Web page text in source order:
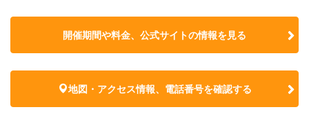
開催期間や料金、公式サイトの情報を見る
地図・アクセス情報、電話番号を確認する